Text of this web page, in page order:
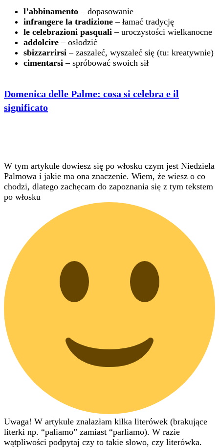
l’abbinamento – dopasowanie
infrangere la tradizione – łamać tradycję
le celebrazioni pasquali – uroczystości wielkanocne
addolcire – osłodzić
sbizzarrirsi – zaszaleć, wyszaleć się (tu: kreatywnie)
cimentarsi – spróbować swoich sił
Domenica delle Palme: cosa si celebra e il
significato
W tym artykule dowiesz się po włosku czym jest Niedziela
Palmowa i jakie ma ona znaczenie. Wiem, że wiesz o co
chodzi, dlatego zachęcam do zapoznania się z tym tekstem
po włosku
Uwaga! W artykule znalazłam kilka literówek (brakujące
literki np. “paliamo” zamiast “parliamo). W razie
wątpliwości podpytaj czy to takie słowo, czy literówka.